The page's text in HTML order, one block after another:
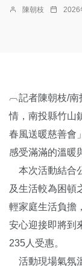
陳朝枝 2026
︹記者陳朝枝/
情，南投縣竹山
春風送暖慈善會
感受滿滿的溫暖
本次活動結合
及生活較為困頓
輕家庭生活負擔
安心迎接即將到
235人受惠。
活動現場氣氛